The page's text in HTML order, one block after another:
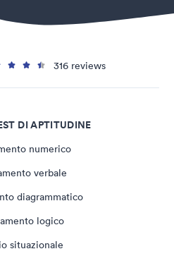
316 reviews
DI APTITUDINE
numerico
verbale
diagrammatico
logico
situazionale